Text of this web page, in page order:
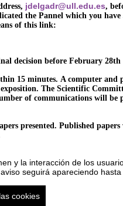
y la interacción de los
seguirá apareciendo
cookies
jdelgadr@ull.edu.es,
the Pannel which you have
of this link:
decision before February 28th
15 minutes. A computer and
The Scientific
of communications will be
presented. Published
| Contacto